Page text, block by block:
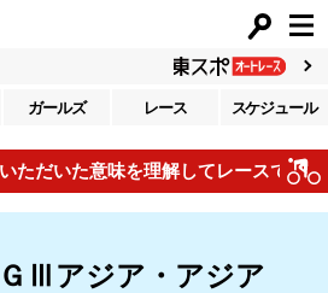
ガールズ レース スケジュール
た意味を理解してレースで自己表現
ＧⅢアジア・アジア